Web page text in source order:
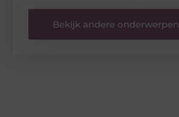
Bekijk andere onderwerpen